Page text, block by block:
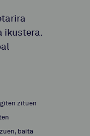
ikustera.
zituen
baita